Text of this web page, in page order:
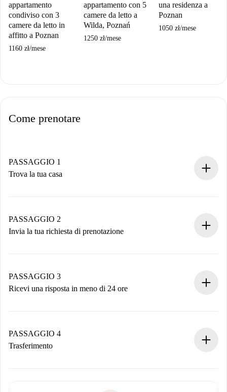
appartamento
condiviso con 3
camere da letto in
affitto a Poznan
1160 zł/mese
appartamento con 5
camere da letto a
Wilda, Poznań
1250 zł/mese
una residenza a
Poznan
1050 zł/mese
Come prenotare
PASSAGGIO 1
Trova la tua casa
Hai tutte le informazioni necessarie in anticipo.
PASSAGGIO 2
Invia la tua richiesta di prenotazione
non accetta.
PASSAGGIO 3
Ricevi una risposta in meno di 24 ore
contatto con il proprietario.
Se rifiutata: non ti addebiteremo nulla e ti proporremo
PASSAGGIO 4
Trasferimento